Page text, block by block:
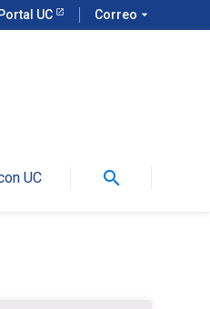
UC Correo arrow_drop_down
UC search